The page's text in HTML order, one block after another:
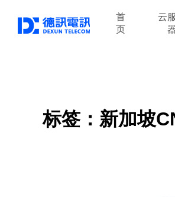
首
页
云
标签：新加坡